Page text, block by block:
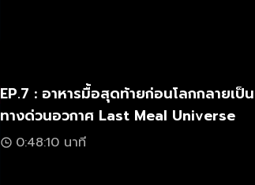
EP.7 : อาหารมื้อสุดท้ายก่อนโลกกลายเป็น
ทางด่วนอวกาศ Last Meal Universe
0:48:10 นาที